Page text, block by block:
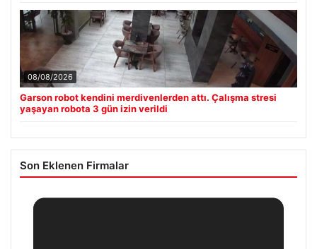
08/08/2026
Garson robot kendini merdivenlerden attı. Çalışma stresi
yaşayan robota 3 gün izin verildi
Son Eklenen Firmalar